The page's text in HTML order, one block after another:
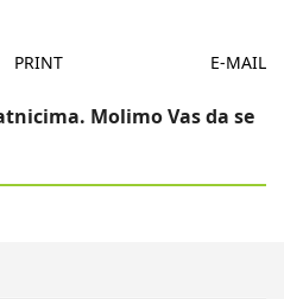
PRINT E-MAIL
Molimo Vas da se